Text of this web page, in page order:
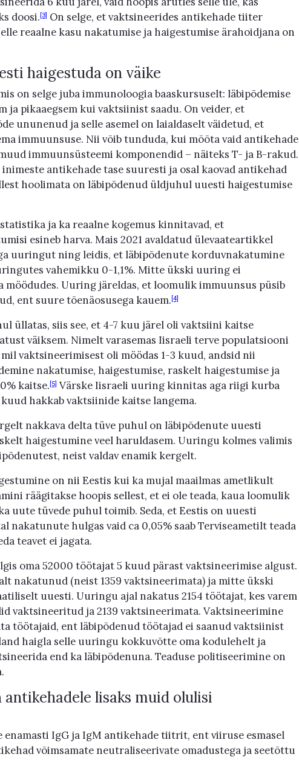
doosi.[3] On selge, et vaktsineerides antikehade tiiter
reaalne kasu nakatumise ja haigestumise ärahoidjana on
haigestuda on väike
on selge juba immunoloogia baaskursuselt: läbipõdemise
ja pikaaegsem kui vaktsiinist saadu. On veider, et
ununenud ja selle asemel on laialdaselt väidetud, et
immuunsuse. Nii võib tunduda, kui mõõta vaid antikehade
immuunsüsteemi komponendid – näiteks T- ja B-rakud.
antikehade tase suuresti ja osal kaovad antikehad
hoolimata on läbipõdenud üldjuhul uuesti haigestumise
ja ka reaalne kogemus kinnitavad, et
esineb harva. Mais 2021 avaldatud ülevaateartikkel
uuringut ning leidis, et läbipõdenute korduvnakatumine
vahemikku 0-1,1%. Mitte ükski uuring ei
Uuring järeldas, et loomulik immuunsus püsib
ent suure tõenäosusega kauem.[4]
üllatas, siis see, et 4-7 kuu järel oli vaktsiini kaitse
väiksem. Nimelt varasemas Iisraeli terve populatsiooni
vaktsineerimisest oli möödas 1-3 kuud, andsid nii
nakatumise, haigestumise, raskelt haigestumise ja
kaitse.[5] Värske Iisraeli uuring kinnitas aga riigi kurba
hakkab vaktsiinide kaitse langema.
nakkava delta tüve puhul on läbipõdenute uuesti
haigestumine veel haruldasem. Uuringu kolmes valimis
neist valdav enamik kergelt.
on nii Eestis kui ka mujal maailmas ametlikult
räägitakse hoopis sellest, et ei ole teada, kaua loomulik
uute tüvede puhul toimib. Seda, et Eestis on uuesti
nakatunute hulgas vaid ca 0,05% saab Terviseametilt teada
teavet ei jagata.
oma 52000 töötajat 5 kuud pärast vaktsineerimise algust.
nakatunud (neist 1359 vaktsineerimata) ja mitte ükski
uuesti. Uuringu ajal nakatus 2154 töötajat, kes varem
vaktsineeritud ja 2139 vaktsineerimata. Vaktsineerimine
töötajaid, ent läbipõdenud töötajad ei saanud vaktsiinist
haigla selle uuringu kokkuvõtte oma kodulehelt ja
end ka läbipõdenuna. Teaduse politiseerimine on
lisaks muid olulisi
enamasti IgG ja IgM antikehade tiitrit, ent viiruse esmasel
võimsamate neutraliseerivate omadustega ja seetõttu